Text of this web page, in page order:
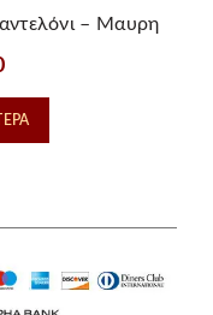
– Μαυρη
Η
τρέχουσα
τιμή